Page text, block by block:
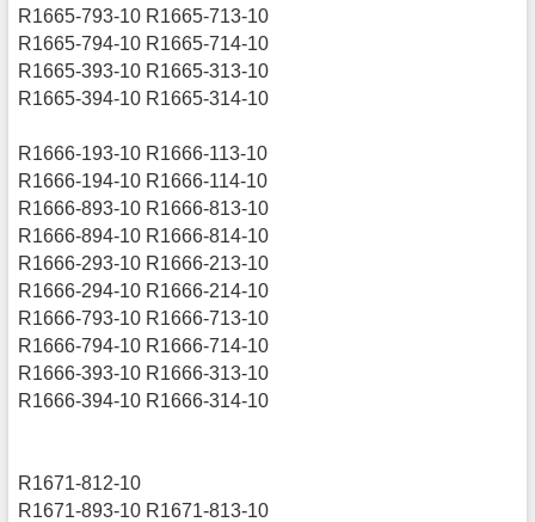
R1665-793-10 R1665-713-10
R1665-794-10 R1665-714-10
R1665-393-10 R1665-313-10
R1665-394-10 R1665-314-10
R1666-193-10 R1666-113-10
R1666-194-10 R1666-114-10
R1666-893-10 R1666-813-10
R1666-894-10 R1666-814-10
R1666-293-10 R1666-213-10
R1666-294-10 R1666-214-10
R1666-793-10 R1666-713-10
R1666-794-10 R1666-714-10
R1666-393-10 R1666-313-10
R1666-394-10 R1666-314-10
R1671-812-10
R1671-893-10 R1671-813-10